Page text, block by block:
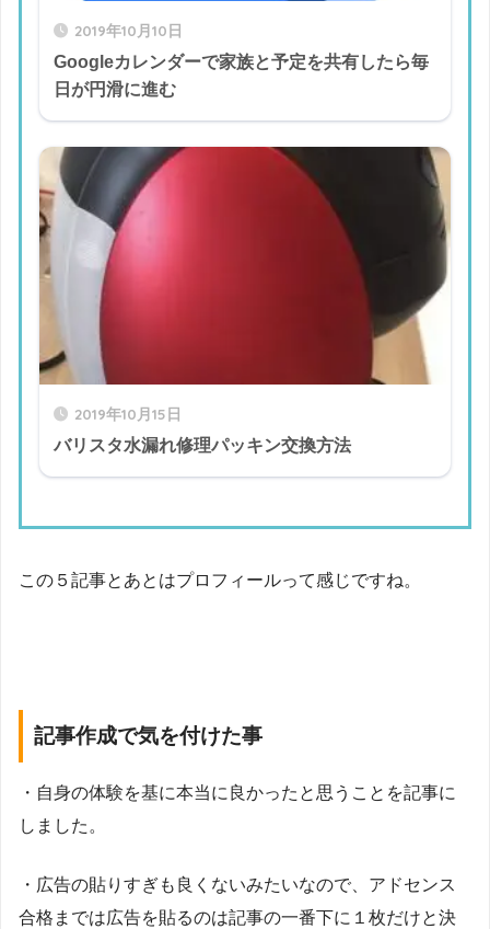
2019年10月10日
Googleカレンダーで家族と予定を共有したら毎
日が円滑に進む
2019年10月15日
バリスタ水漏れ修理パッキン交換方法
この５記事とあとはプロフィールって感じですね。
記事作成で気を付けた事
・自身の体験を基に本当に良かったと思うことを記事に
しました。
・広告の貼りすぎも良くないみたいなので、 アドセンス
合格までは広告を貼るのは記事の一番下に１枚だけと決